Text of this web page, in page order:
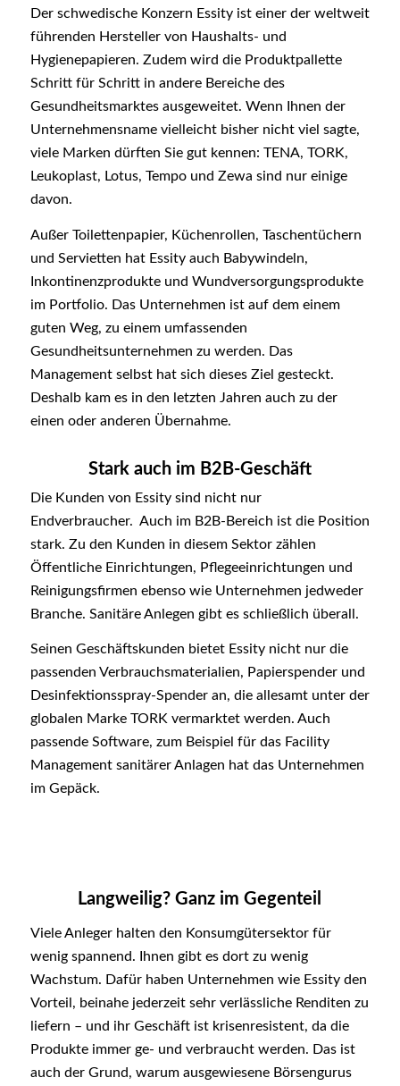
Der schwedische Konzern Essity ist einer der weltweit
führenden Hersteller von Haushalts- und
Hygienepapieren. Zudem wird die Produktpallette
Schritt für Schritt in andere Bereiche des
Gesundheitsmarktes ausgeweitet. Wenn Ihnen der
Unternehmensname vielleicht bisher nicht viel sagte,
viele Marken dürften Sie gut kennen: TENA, TORK,
Leukoplast, Lotus, Tempound Zewa sind nur einige
davon.
Außer Toilettenpapier, Küchenrollen, Taschentüchern
und Servietten hat Essity auch Babywindeln,
Inkontinenzprodukte und Wundversorgungsprodukte
im Portfolio. Das Unternehmen ist auf dem einem
guten Weg, zu einem umfassenden
Gesundheitsunternehmen zu werden. Das
Management selbst hat sich dieses Ziel gesteckt.
Deshalb kam es in den letzten Jahren auch zu der
einen oder anderen Übernahme.
Stark auch im B2B-Geschäft
Die Kunden von Essity sind nicht nur
Endverbraucher. Auch im B2B-Bereich ist die Position
stark. Zu den Kunden in diesem Sektor zählen
Öffentliche Einrichtungen, Pflegeeinrichtungen und
Reinigungsfirmen ebenso wie Unternehmen jedweder
Branche. Sanitäre Anlegen gibt es schließlich überall.
Seinen Geschäftskunden bietet Essity nicht nur die
passenden Verbrauchsmaterialien, Papierspender und
Desinfektionsspray-Spender an, die allesamt unter der
globalen Marke TORKvermarktet werden. Auch
passende Software, zum Beispiel für das Facility
Management sanitärer Anlagen hat das Unternehmen
im Gepäck.
Langweilig? Ganz im Gegenteil
Viele Anleger halten den Konsumgütersektor für
wenig spannend. Ihnen gibt es dort zu wenig
Wachstum. Dafür haben Unternehmen wie Essity den
Vorteil, beinahe jederzeit sehr verlässliche Renditen zu
liefern – und ihr Geschäft ist krisenresistent, da die
Produkte immer ge- und verbraucht werden. Das ist
auch der Grund, warum ausgewiesene Börsengurus